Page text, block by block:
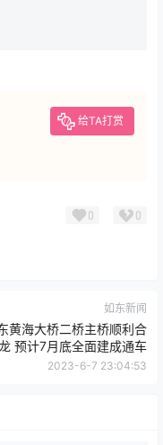
给TA打赏
0 0
如东新闻
黄海大桥二桥主桥顺利合
预计7月底全面建成通车
2023-6-7 23:04:53